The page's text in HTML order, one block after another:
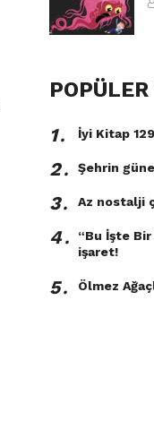
1․ İyi Kitap
2․ Şehrin
3․ Az nostalji
4․
“Bu İşte
işaret!
5․ Ölmez